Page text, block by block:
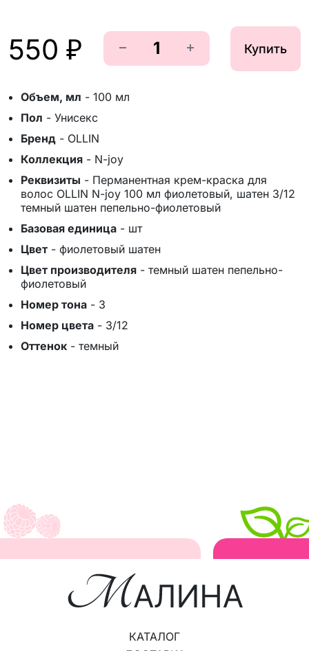
550 ₽ Купить
Объем, мл - 100 мл
Пол - Унисекс
Бренд - OLLIN
Коллекция - N-joy
Реквизиты - Перманентная крем-краска для
волос OLLIN N-joy 100 мл фиолетовый, шатен 3/12
темный шатен пепельно-фиолетовый
Базовая единица - шт
Цвет - фиолетовый шатен
Цвет производителя - темный шатен пепельно-
фиолетовый
Номер тона - 3
Номер цвета - 3/12
Оттенок - темный
КАТАЛОГ